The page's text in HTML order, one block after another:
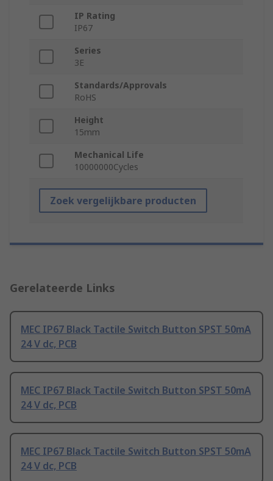
IP Rating
IP67
Series
3E
Standards/Approvals
RoHS
Height
15mm
Mechanical Life
10000000Cycles
Zoek vergelijkbare producten
Gerelateerde Links
MEC IP67 Black Tactile Switch Button SPST 50mA
24 V dc, PCB
MEC IP67 Black Tactile Switch Button SPST 50mA
24 V dc, PCB
MEC IP67 Black Tactile Switch Button SPST 50mA
24 V dc, PCB